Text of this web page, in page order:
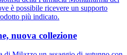
è possibile ricevere un supporto
più indicato.
nuova collezione